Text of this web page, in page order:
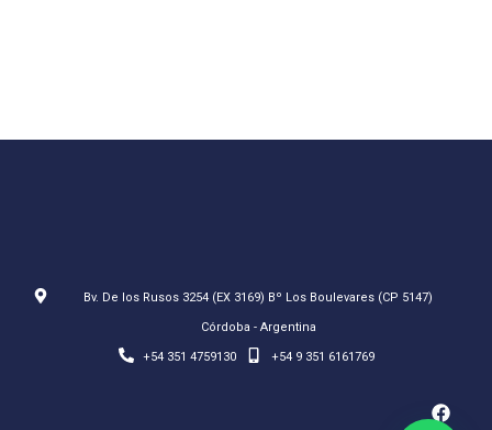
Bv. De los Rusos 3254 (EX 3169) Bº Los Boulevares (CP 5147)
Córdoba - Argentina
+54 351 4759130 +54 9 351 6161769